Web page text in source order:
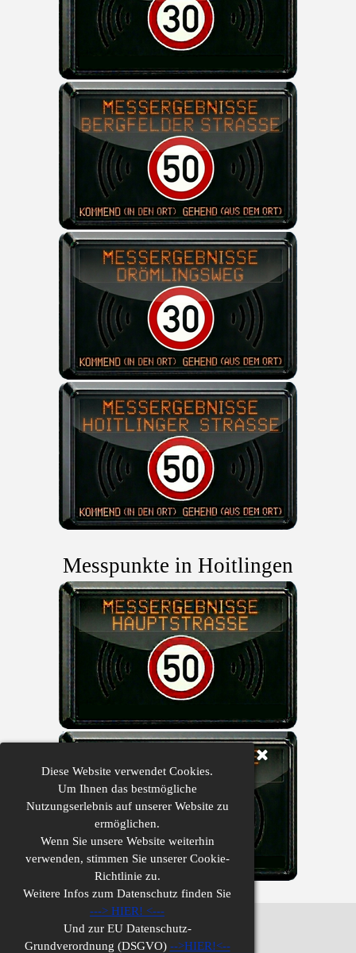
Diese Website verwendet Cookies.
Um Ihnen das bestmögliche
Nutzungserlebnis auf unserer Website zu
ermöglichen.
Wenn Sie unsere Website weiterhin
verwenden, stimmen Sie unserer Cookie-
Richtlinie zu.
Weitere Infos zum Datenschutz finden Sie
---> HIER! <---
Und zur EU Datenschutz-
Grundverordnung (DSGVO) -->HIER!<--
Messpunkte in Hoitlingen
Impressum